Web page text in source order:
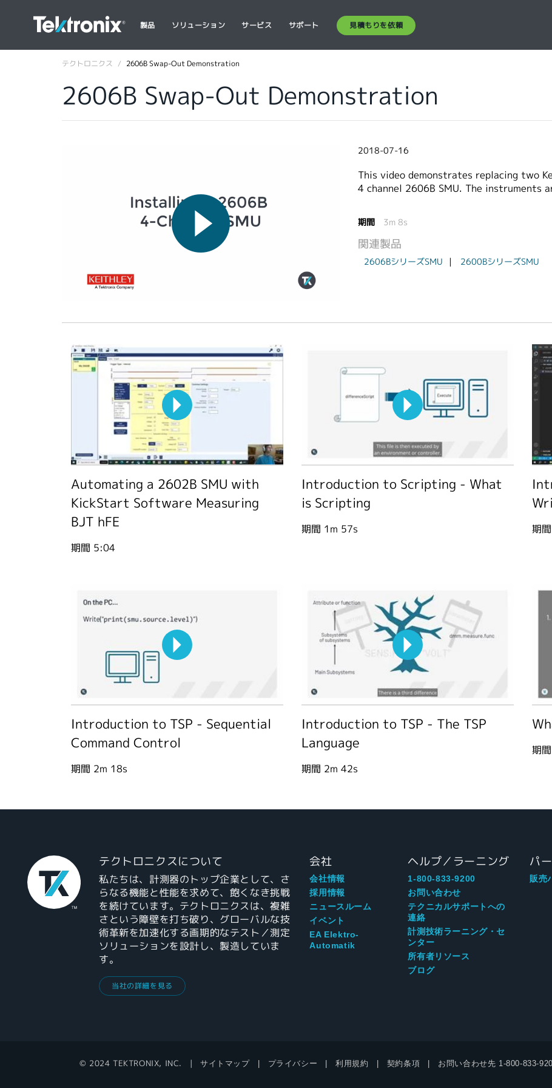
製品 ソリューション サービス サポート 見積もりを依頼
テクトロニクス 2606B Swap-Out Demonstration
2606B Swap-Out Demonstration
2018-07-16
This video demonstrates replacing two
4 channel 2606B SMU. The instruments
期間 3m 8s
関連製品
2606BシリーズSMU 2600BシリーズSMU
Automating a 2602B SMU with
KickStart Software Measuring
BJT hFE
期間 5:04
Introduction to Scripting - What
is Scripting
期間 1m 57s 期間
Introduction to TSP - Sequential
Command Control
期間 2m 18s
Introduction to TSP - The TSP
Language
期間 2m 42s
期間
テクトロニクスについて
私たちは、計測器のトップ企業として、さ
らなる機能と性能を求めて、飽くなき挑戦
を続けています。テクトロニクスは、複雑
さという障壁を打ち破り、グローバルな技
術革新を加速化する画期的なテスト／測定
ソリューションを設計し、製造していま
す。
当社の詳細を見る
会社
会社情報
採用情報
ニュースルーム
イベント
EA Elektro-
Automatik
ヘルプ／ラーニング
1-800-833-9200
お問い合わせ
テクニカルサポートへの
連絡
計測技術ラーニング・セ
ンター
所有者リソース
ブログ
パ
販売
© 2024 TEKTRONIX, INC. サイトマップ プライバシー 利用規約 契約条項 お問い合わせ先 1-800-833-